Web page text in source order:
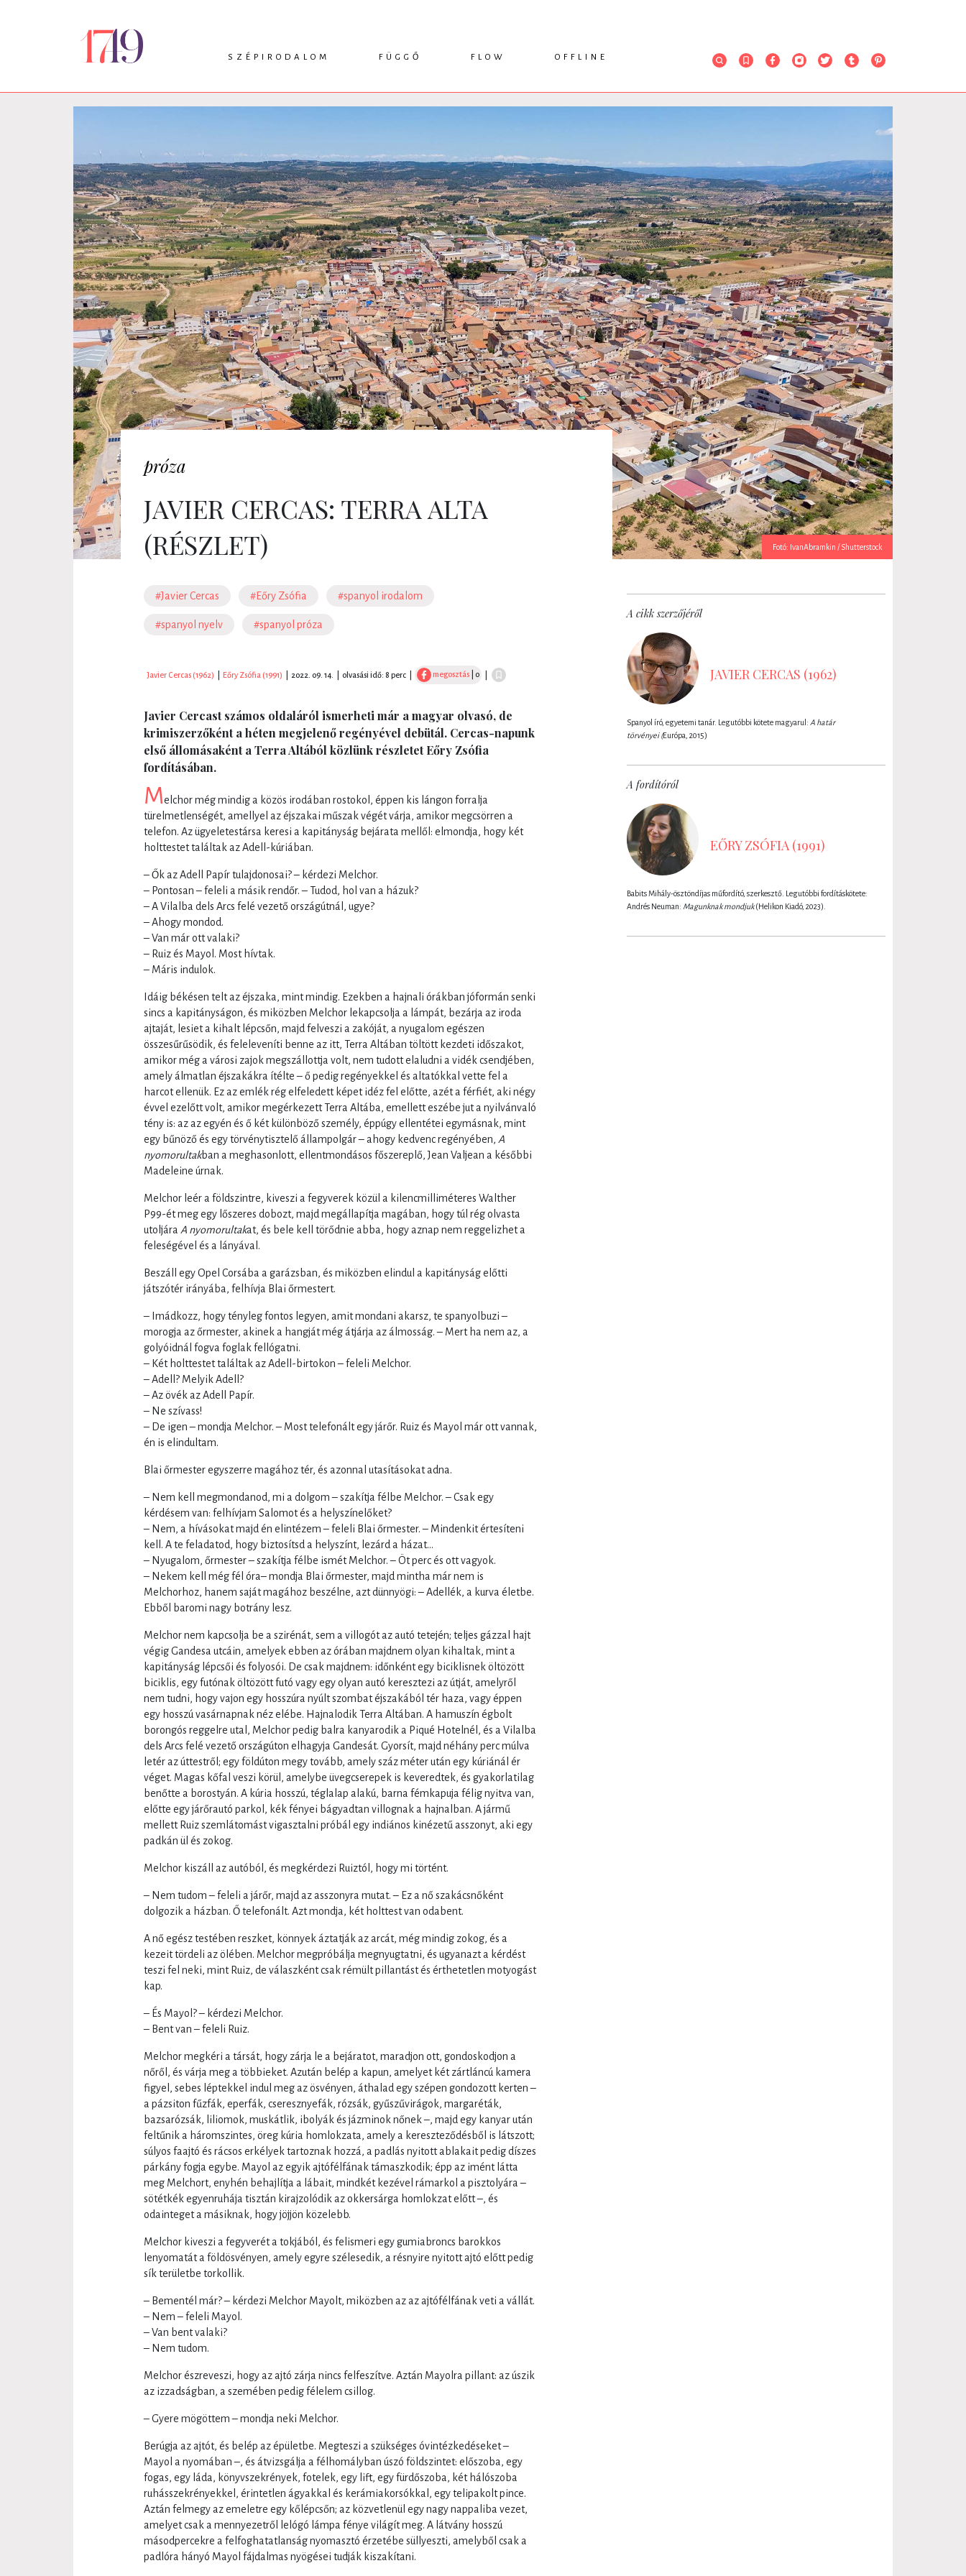
SZÉPIRODALOM
VERS
FÜGGŐ
KRITIKA
FLOW
INTERJÚ
OFFLINE
RENDEZVÉNYEK
Fotó: IvanAbramkin / Shutterstock
próza
JAVIER CERCAS: TERRA ALTA
(RÉSZLET)
#Javier Cercas #Eőry Zsófia #spanyol irodalom
#spanyol nyelv #spanyol próza
Javier Cercas (1962) Eőry Zsófia (1991) 2022. 09. 14. olvasási idő: 8 perc megosztás | 0
Javier Cercast számos oldaláról ismerheti már a magyar olvasó, de
krimiszerzőként a héten megjelenő regényével debütál. Cercas-napunk
első állomásaként a Terra Altából közlünk részletet Eőry Zsófia
fordításában.
Melchor még mindig a közös irodában rostokol, éppen kis lángon forralja
türelmetlenségét, amellyel az éjszakai műszak végét várja, amikor megcsörren a
telefon. Az ügyeletestársa keresi a kapitányság bejárata mellől: elmondja, hogy két
holttestet találtak az Adell-kúriában.
– Ők az Adell Papír tulajdonosai? – kérdezi Melchor.
– Pontosan – feleli a másik rendőr. – Tudod, hol van a házuk?
– A Vilalba dels Arcs felé vezető országútnál, ugye?
– Ahogy mondod.
– Van már ott valaki?
– Ruiz és Mayol. Most hívtak.
– Máris indulok.
Idáig békésen telt az éjszaka, mint mindig. Ezekben a hajnali órákban jóformán senki
sincs a kapitányságon, és miközben Melchor lekapcsolja a lámpát, bezárja az iroda
ajtaját, lesiet a kihalt lépcsőn, majd felveszi a zakóját, a nyugalom egészen
összesűrűsödik, és feleleveníti benne az itt, Terra Altában töltött kezdeti időszakot,
amikor még a városi zajok megszállottja volt, nem tudott elaludni a vidék csendjében,
amely álmatlan éjszakákra ítélte – ő pedig regényekkel és altatókkal vette fel a
harcot ellenük. Ez az emlék rég elfeledett képet idéz fel előtte, azét a férfiét, aki négy
évvel ezelőtt volt, amikor megérkezett Terra Altába, emellett eszébe jut a nyilvánvaló
tény is: az az egyén és ő két különböző személy, éppúgy ellentétei egymásnak, mint
egy bűnöző és egy törvénytisztelő állampolgár – ahogy kedvenc regényében, A
nyomorultakban a meghasonlott, ellentmondásos főszereplő, Jean Valjean a későbbi
Madeleine úrnak.
Melchor leér a földszintre, kiveszi a fegyverek közül a kilencmilliméteres Walther
P99-ét meg egy lőszeres dobozt, majd megállapítja magában, hogy túl rég olvasta
utoljára A nyomorultakat, és bele kell törődnie abba, hogy aznap nem reggelizhet a
feleségével és a lányával.
Beszáll egy Opel Corsába a garázsban, és miközben elindul a kapitányság előtti
játszótér irányába, felhívja Blai őrmestert.
– Imádkozz, hogy tényleg fontos legyen, amit mondani akarsz, te spanyolbuzi –
morogja az őrmester, akinek a hangját még átjárja az álmosság. – Mert ha nem az, a
golyóidnál fogva foglak fellógatni.
– Két holttestet találtak az Adell-birtokon – feleli Melchor.
– Adell? Melyik Adell?
– Az övék az Adell Papír.
– Ne szívass!
– De igen – mondja Melchor. – Most telefonált egy járőr. Ruiz és Mayol már ott vannak,
én is elindultam.
Blai őrmester egyszerre magához tér, és azonnal utasításokat adna.
– Nem kell megmondanod, mi a dolgom – szakítja félbe Melchor. – Csak egy
kérdésem van: felhívjam Salomot és a helyszínelőket?
– Nem, a hívásokat majd én elintézem – feleli Blai őrmester. – Mindenkit értesíteni
kell. A te feladatod, hogy biztosítsd a helyszínt, lezárd a házat…
– Nyugalom, őrmester – szakítja félbe ismét Melchor. – Öt perc és ott vagyok.
– Nekem kell még fél óra– mondja Blai őrmester, majd mintha már nem is
Melchorhoz, hanem saját magához beszélne, azt dünnyögi: – Adellék, a kurva életbe.
Ebből baromi nagy botrány lesz.
Melchor nem kapcsolja be a szirénát, sem a villogót az autó tetején; teljes gázzal hajt
végig Gandesa utcáin, amelyek ebben az órában majdnem olyan kihaltak, mint a
kapitányság lépcsői és folyosói. De csak majdnem: időnként egy biciklisnek öltözött
biciklis, egy futónak öltözött futó vagy egy olyan autó keresztezi az útját, amelyről
nem tudni, hogy vajon egy hosszúra nyúlt szombat éjszakából tér haza, vagy éppen
egy hosszú vasárnapnak néz elébe. Hajnalodik Terra Altában. A hamuszín égbolt
borongós reggelre utal, Melchor pedig balra kanyarodik a Piqué Hotelnél, és a Vilalba
dels Arcs felé vezető országúton elhagyja Gandesát. Gyorsít, majd néhány perc múlva
letér az úttestről; egy földúton megy tovább, amely száz méter után egy kúriánál ér
véget. Magas kőfal veszi körül, amelybe üvegcserepek is keveredtek, és gyakorlatilag
benőtte a borostyán. A kúria hosszú, téglalap alakú, barna fémkapuja félig nyitva van,
előtte egy járőrautó parkol, kék fényei bágyadtan villognak a hajnalban. A jármű
mellett Ruiz szemlátomást vigasztalni próbál egy indiános kinézetű asszonyt, aki egy
padkán ül és zokog.
Melchor kiszáll az autóból, és megkérdezi Ruiztól, hogy mi történt.
– Nem tudom – feleli a járőr, majd az asszonyra mutat. – Ez a nő szakácsnőként
dolgozik a házban. Ő telefonált. Azt mondja, két holttest van odabent.
A nő egész testében reszket, könnyek áztatják az arcát, még mindig zokog, és a
kezeit tördeli az ölében. Melchor megpróbálja megnyugtatni, és ugyanazt a kérdést
teszi fel neki, mint Ruiz, de válaszként csak rémült pillantást és érthetetlen motyogást
kap.
– És Mayol? – kérdezi Melchor.
– Bent van – feleli Ruiz.
Melchor megkéri a társát, hogy zárja le a bejáratot, maradjon ott, gondoskodjon a
nőről, és várja meg a többieket. Azután belép a kapun, amelyet két zártláncú kamera
figyel, sebes léptekkel indul meg az ösvényen, áthalad egy szépen gondozott kerten –
a pázsiton fűzfák, eperfák, cseresznyefák, rózsák, gyűszűvirágok, margaréták,
bazsarózsák, liliomok, muskátlik, ibolyák és jázminok nőnek –, majd egy kanyar után
feltűnik a háromszintes, öreg kúria homlokzata, amely a kereszteződésből is látszott;
súlyos faajtó és rácsos erkélyek tartoznak hozzá, a padlás nyitott ablakait pedig díszes
párkány fogja egybe. Mayol az egyik ajtófélfának támaszkodik; épp az imént látta
meg Melchort, enyhén behajlítja a lábait, mindkét kezével rámarkol a pisztolyára –
sötétkék egyenruhája tisztán kirajzolódik az okkersárga homlokzat előtt –, és
odainteget a másiknak, hogy jöjjön közelebb.
Melchor kiveszi a fegyverét a tokjából, és felismeri egy gumiabroncs barokkos
lenyomatát a földösvényen, amely egyre szélesedik, a résnyire nyitott ajtó előtt pedig
sík területbe torkollik.
– Bementél már? – kérdezi Melchor Mayolt, miközben az az ajtófélfának veti a vállát.
– Nem – feleli Mayol.
– Van bent valaki?
– Nem tudom.
Melchor észreveszi, hogy az ajtó zárja nincs felfeszítve. Aztán Mayolra pillant: az úszik
az izzadságban, a szemében pedig félelem csillog.
– Gyere mögöttem – mondja neki Melchor.
Berúgja az ajtót, és belép az épületbe. Megteszi a szükséges óvintézkedéseket –
Mayol a nyomában –, és átvizsgálja a félhomályban úszó földszintet: előszoba, egy
fogas, egy láda, könyvszekrények, fotelek, egy lift, egy fürdőszoba, két hálószoba
ruhásszekrényekkel, érintetlen ágyakkal és kerámiakorsókkal, egy telipakolt pince.
Aztán felmegy az emeletre egy kőlépcsőn; az közvetlenül egy nagy nappaliba vezet,
amelyet csak a mennyezetről lelógó lámpa fénye világít meg. A látvány hosszú
másodpercekre a felfoghatatlanság nyomasztó érzetébe süllyeszti, amelyből csak a
padlóra hányó Mayol fájdalmas nyögései tudják kiszakítani.
A cikk szerzőjéről
JAVIER CERCAS (1962)
Spanyol író, egyetemi tanár. Legutóbbi kötete magyarul: A határ
törvényei (Európa, 2015)
A fordítóról
EŐRY ZSÓFIA (1991)
Babits Mihály-ösztöndíjas műfordító, szerkesztő. Legutóbbi fordításkötete:
Andrés Neuman: Magunknak mondjuk(Helikon Kiadó, 2023).